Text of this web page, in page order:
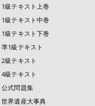
1級テキスト上巻
1級テキスト中巻
1級テキスト下巻
準1級テキスト
2級テキスト
4級テキスト
公式問題集
世界遺産大事典